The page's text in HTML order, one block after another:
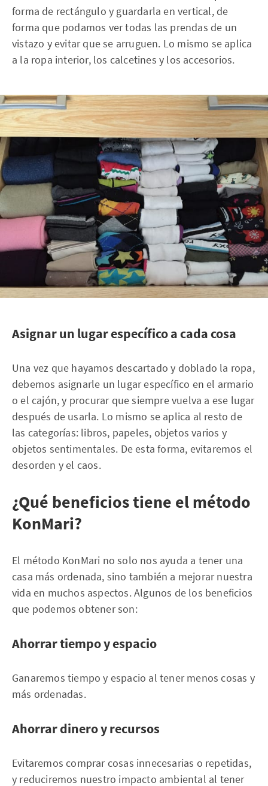
forma de rectángulo y guardarla en vertical, de
forma que podamos ver todas las prendas de un
vistazo y evitar que se arruguen. Lo mismo se aplica
a la ropa interior, los calcetines y los accesorios.
Asignar un lugar específico a cada cosa
Una vez que hayamos descartado y doblado la ropa,
debemos asignarle un lugar específico en el armario
o el cajón, y procurar que siempre vuelva a ese lugar
después de usarla. Lo mismo se aplica al resto de
las categorías: libros, papeles, objetos varios y
objetos sentimentales. De esta forma, evitaremos el
desorden y el caos.
¿Qué beneficios tiene el método
KonMari?
El método KonMari no solo nos ayuda a tener una
casa más ordenada, sino también a mejorar nuestra
vida en muchos aspectos. Algunos de los beneficios
que podemos obtener son:
Ahorrar tiempo y espacio
Ganaremos tiempo y espacio al tener menos cosas y
más ordenadas.
Ahorrar dinero y recursos
Evitaremos comprar cosas innecesarias o repetidas,
y reduciremos nuestro impacto ambiental al tener